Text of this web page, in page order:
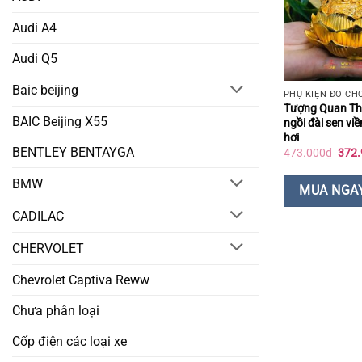
Audi A4
Audi Q5
Baic beijing
BAIC Beijing X55
BENTLEY BENTAYGA
BMW
CADILAC
CHERVOLET
Chevrolet Captiva Reww
Chưa phân loại
Cốp điện các loại xe
Tượng Quan
ngồi đài sen
hơi
473.000₫ Giá
là:
MUA